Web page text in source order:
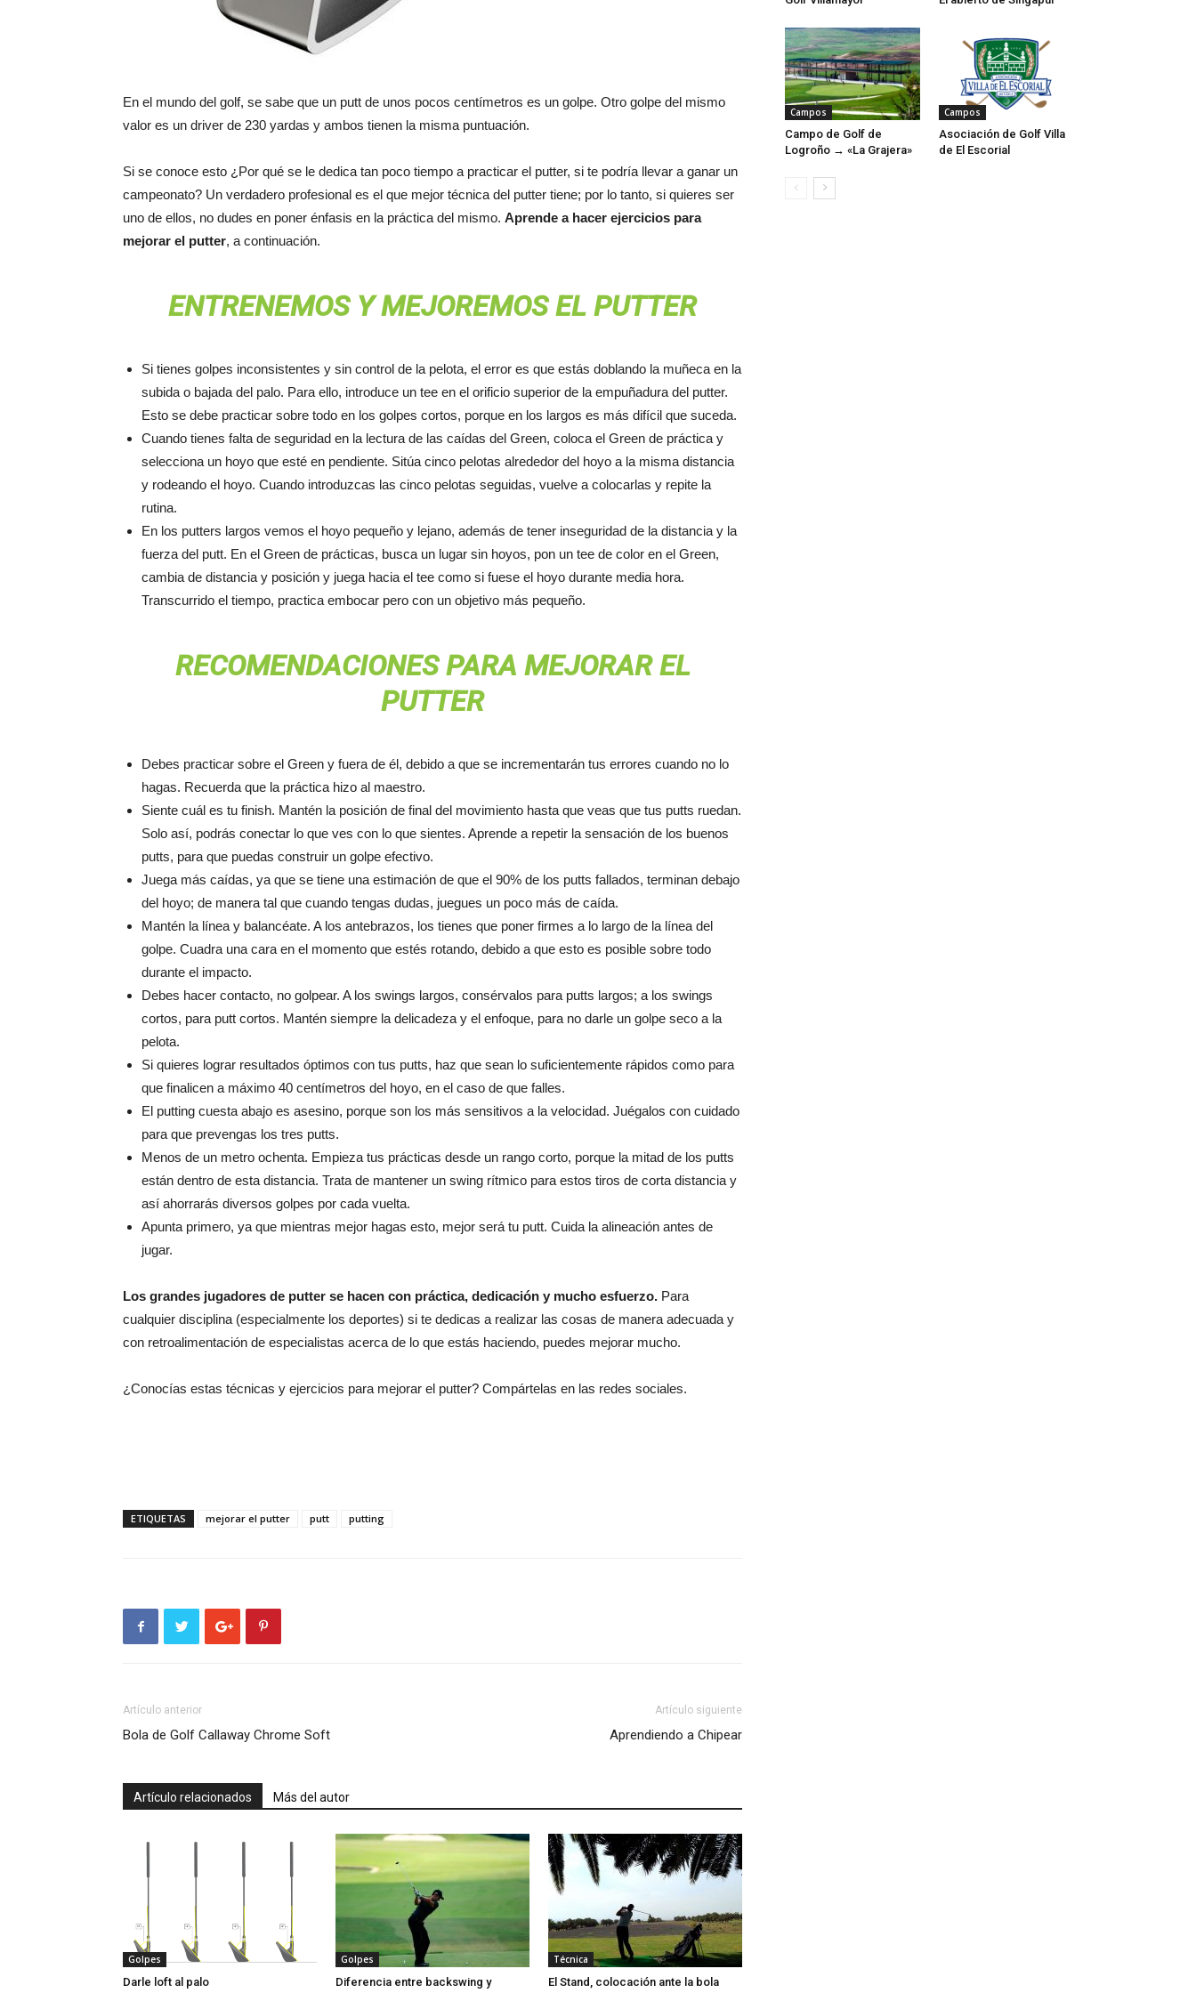
En el mundo del golf, se sabe que un putt de unos pocos centímetros es un golpe. Otro golpe del mismo
valor es un driver de 230 yardas y ambos tienen la misma puntuación.
Si se conoce esto ¿Por qué se le dedica tan poco tiempo a practicar el putter, si te podría llevar a ganar un
campeonato? Un verdadero profesional es el que mejor técnica del putter tiene; por lo tanto, si quieres ser
uno de ellos, no dudes en poner énfasis en la práctica del mismo. Aprende a hacer ejercicios para
mejorar el putter, a continuación.
ENTRENEMOS Y MEJOREMOS EL PUTTER
Si tienes golpes inconsistentes y sin control de la pelota, el error es que estás doblando la muñeca en la
subida o bajada del palo. Para ello, introduce un tee en el orificio superior de la empuñadura del putter.
Esto se debe practicar sobre todo en los golpes cortos, porque en los largos es más difícil que suceda.
Cuando tienes falta de seguridad en la lectura de las caídas del Green, coloca el Green de práctica y
selecciona un hoyo que esté en pendiente. Sitúa cinco pelotas alrededor del hoyo a la misma distancia
y rodeando el hoyo. Cuando introduzcas las cinco pelotas seguidas, vuelve a colocarlas y repite la
rutina.
En los putters largos vemos el hoyo pequeño y lejano, además de tener inseguridad de la distancia y la
fuerza del putt. En el Green de prácticas, busca un lugar sin hoyos, pon un tee de color en el Green,
cambia de distancia y posición y juega hacia el tee como si fuese el hoyo durante media hora.
Transcurrido el tiempo, practica embocar pero con un objetivo más pequeño.
RECOMENDACIONES PARA MEJORAR EL
PUTTER
Debes practicar sobre el Green y fuera de él, debido a que se incrementarán tus errores cuando no lo
hagas. Recuerda que la práctica hizo al maestro.
Siente cuál es tu finish. Mantén la posición de final del movimiento hasta que veas que tus putts ruedan.
Solo así, podrás conectar lo que ves con lo que sientes. Aprende a repetir la sensación de los buenos
putts, para que puedas construir un golpe efectivo.
Juega más caídas, ya que se tiene una estimación de que el 90% de los putts fallados, terminan debajo
del hoyo; de manera tal que cuando tengas dudas, juegues un poco más de caída.
Mantén la línea y balancéate. A los antebrazos, los tienes que poner firmes a lo largo de la línea del
golpe. Cuadra una cara en el momento que estés rotando, debido a que esto es posible sobre todo
durante el impacto.
Debes hacer contacto, no golpear. A los swings largos, consérvalos para putts largos; a los swings
cortos, para putt cortos. Mantén siempre la delicadeza y el enfoque, para no darle un golpe seco a la
pelota.
Si quieres lograr resultados óptimos con tus putts, haz que sean lo suficientemente rápidos como para
que finalicen a máximo 40 centímetros del hoyo, en el caso de que falles.
El putting cuesta abajo es asesino, porque son los más sensitivos a la velocidad. Juégalos con cuidado
para que prevengas los tres putts.
Menos de un metro ochenta. Empieza tus prácticas desde un rango corto, porque la mitad de los putts
están dentro de esta distancia. Trata de mantener un swing rítmico para estos tiros de corta distancia y
así ahorrarás diversos golpes por cada vuelta.
Apunta primero, ya que mientras mejor hagas esto, mejor será tu putt. Cuida la alineación antes de
jugar.
Los grandes jugadores de putter se hacen con práctica, dedicación y mucho esfuerzo. Para
cualquier disciplina (especialmente los deportes) si te dedicas a realizar las cosas de manera adecuada y
con retroalimentación de especialistas acerca de lo que estás haciendo, puedes mejorar mucho.
¿Conocías estas técnicas y ejercicios para mejorar el putter? Compártelas en las redes sociales.
ETIQUETAS mejorar el putter putt putting
Artículo anterior
Bola de Golf Callaway Chrome Soft
Artículo siguiente
Aprendiendo a Chipear
Artículo relacionados Más del autor
Golpes
Darle loft al palo
Golpes
Diferencia entre backswing y
Técnica
El Stand, colocación ante la bola
Campos
Campo de Golf de
Logroño → «La Grajera»
Campos
Asociación de Golf Villa
de El Escorial